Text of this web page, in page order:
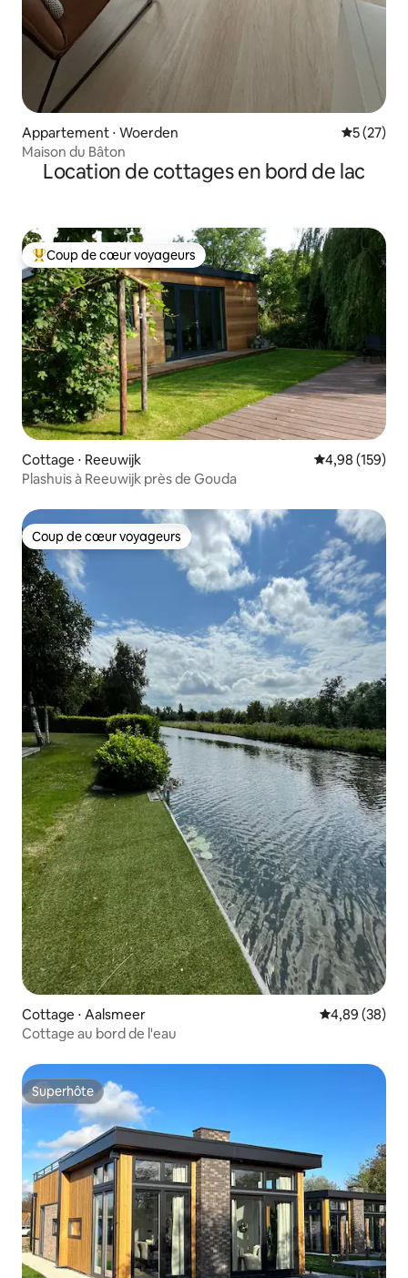
Appartement ⋅ Woerden
5 (27)
Maison du Bâton
Location de cottages en bord de lac
Coups de cœur voyageurs les plus appréciés
Coup de cœur voyageurs
Cottage ⋅ Reeuwijk Évaluation
4,98 (159)
Plashuis à Reeuwijk près de Gouda
Coup de cœur voyageurs
Coup de cœur voyageurs
Cottage ⋅ Aalsmeer Évaluation
4,89 (38)
Cottage au bord de l'eau
Superhôte
Superhôte